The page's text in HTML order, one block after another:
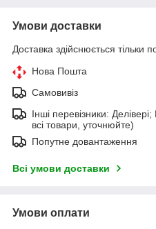
Умови доставки
Доставка здійснюється тільки
Нова Пошта
Самовивіз
Інші перевізники:
всі товари, уточнюйте)
Попутне довантаження
Всі умови доставки
Умови оплати